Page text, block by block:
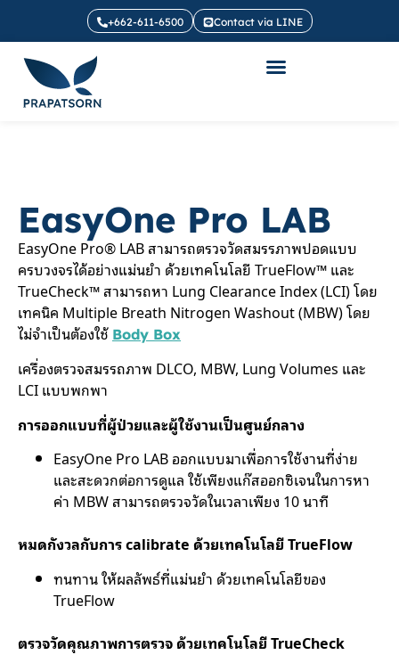
+662-611-6500 Contact via LINE
EasyOne Pro LAB
EasyOne Pro® LAB สามารถตรวจวัดสมรรภาพปอดแบบ
ครบวงจรได้อย่างแม่นยำ ด้วยเทคโนโลยี TrueFlow™ และ
TrueCheck™ สามารถหา Lung Clearance Index (LCI) โดย
เทคนิค Multiple Breath Nitrogen Washout (MBW) โดย
ไม่จำเป็นต้องใช้ Body Box
เครื่องตรวจสมรรถภาพ DLCO, MBW, Lung Volumes และ
LCI แบบพกพา
การออกแบบที่ผู้ป่วยและผู้ใช้งานเป็นศูนย์กลาง
EasyOne Pro LAB ออกแบบมาเพื่อการใช้งานที่ง่าย
และสะดวกต่อการดูแล ใช้เพียงแก๊สออกซิเจนในการหา
ค่า MBW สามารถตรวจวัดในเวลาเพียง 10 นาที
หมดกังวลกับการ calibrate ด้วยเทคโนโลยี TrueFlow
ทนทาน ให้ผลลัพธ์ที่แม่นยำ ด้วยเทคโนโลยีของ
TrueFlow
ตรวจวัดคุณภาพการตรวจ ด้วยเทคโนโลยี TrueCheck